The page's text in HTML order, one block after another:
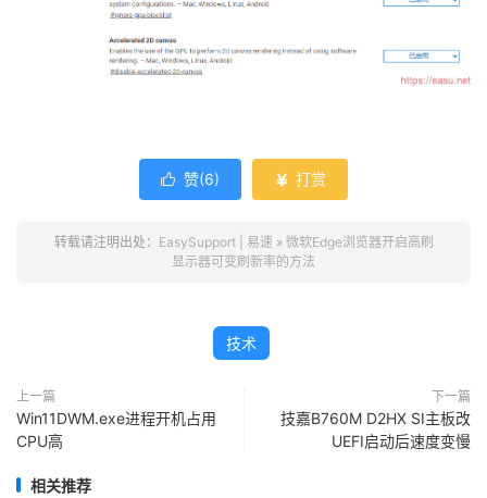
 赞(6)  打赏
转载请注明出处： EasySupport | 易速 » 微软Edge浏览器开启高刷
显示器可变刷新率的方法
技术
上一篇
Win11DWM.exe进程开机占用
CPU高
下一篇
技嘉B760M D2HX SI主板改
UEFI启动后速度变慢
相关推荐